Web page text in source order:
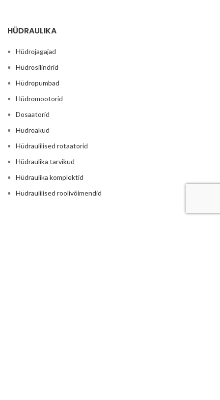
HÜDRAULIKA
Hüdrojagajad
Hüdrosilindrid
Hüdropumbad
Hüdromootorid
Dosaatorid
Hüdroakud
Hüdraulilised rotaatorid
Hüdraulika tarvikud
Hüdraulika komplektid
Hüdraulilised roolivõimendid